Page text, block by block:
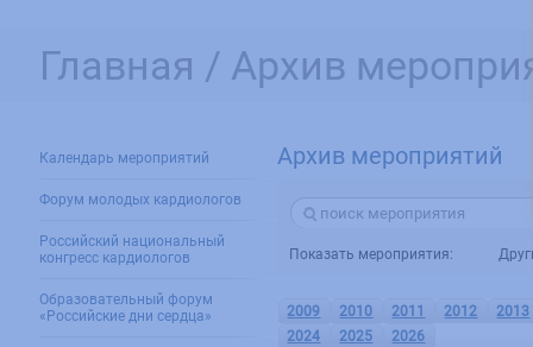
Главная / Архив
Календарь мероприятий
Форум молодых кардиологов
Российский национальный
конгресс кардиологов
Образовательный форум
«Российские дни сердца»
Архив мероприятий
Показать мероприятия:
2009 2010 2011 2012
2013
2024
2025 2026